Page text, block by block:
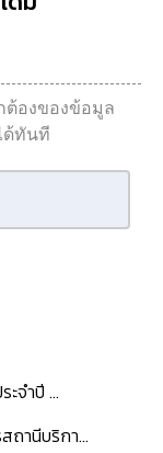
ต้องของข้อมูล
ด้ทันที
จำปี ...
ถานีบริกา...